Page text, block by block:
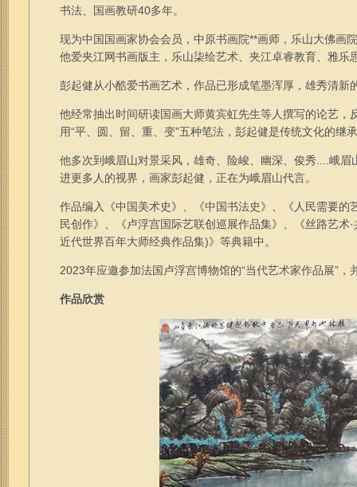
书法、国画教研40多年。
现为中国国画家协会会员，中原书画院**画师，乐山大佛画
他爱夹江网书画版主，乐山柒绘艺术、夹江卓睿教育、雅乐
彭起健从小酷爱书画艺术，作品已形成笔墨浑厚，雄秀清新
他经常抽出时间研读国画大师黄宾虹先生等人撰写的论艺
用“平、圆、留、重、变”五种笔法，彭起健是传统文化的继
他多次到峨眉山对景采风，雄奇、险峻、幽深、俊秀....峨
进更多人的视界，画家彭起健，正在为峨眉山代言。
作品编入《中国美术史》、《中国书法史》、《人民需要
民创作》、《卢浮宫国际艺联创巡展作品集》、《丝路艺
近代世界百年大师经典作品集)》等典籍中。
2023年应邀参加法国卢浮宫博物馆的“当代艺术家作品展”，
作品欣赏